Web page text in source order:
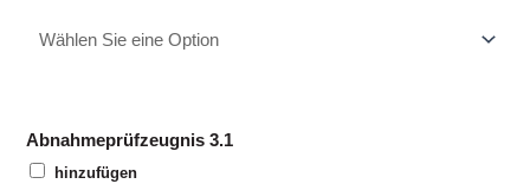
Abnahmeprüfzeugnis 3.1
hinzufügen